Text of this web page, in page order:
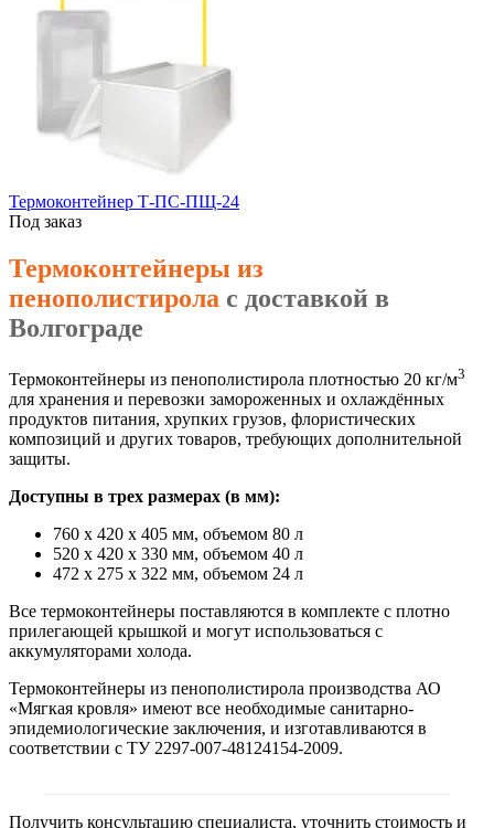
Термоконтейнер Т-ПС-ПЩ-24
Под заказ
Термоконтейнеры из
пенополистирола с доставкой в
Волгограде
Термоконтейнеры из пенополистирола плотностью 20 кг/м3
для хранения и перевозки замороженных и охлаждённых
продуктов питания, хрупких грузов, флористических
композиций и других товаров, требующих дополнительной
защиты.
Доступны в трех размерах (в мм):
760 х 420 х 405 мм, объемом 80 л
520 х 420 х 330 мм, объемом 40 л
472 х 275 х 322 мм, объемом 24 л
Все термоконтейнеры поставляются в комплекте с плотно
прилегающей крышкой и могут использоваться с
аккумуляторами холода.
Термоконтейнеры из пенополистирола производства АО
«Мягкая кровля» имеют все необходимые санитарно-
эпидемиологические заключения, и изготавливаются в
соответствии с ТУ 2297-007-48124154-2009.
Получить консультацию специалиста, уточнить стоимость и